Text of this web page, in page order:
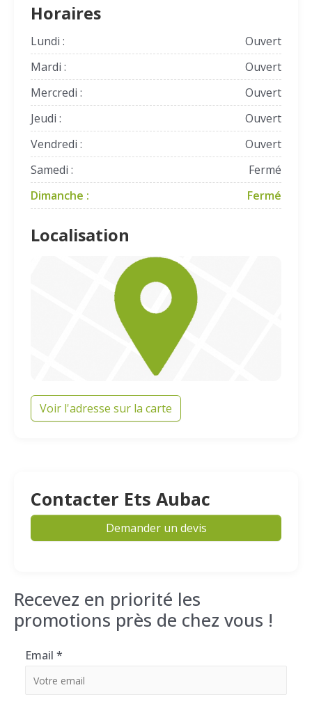
Horaires
Lundi :
Ouvert
Mardi :
Ouvert
Mercredi :
Ouvert
Jeudi :
Ouvert
Vendredi :
Ouvert
Samedi :
Fermé
Dimanche :
Fermé
Localisation
Voir l'adresse sur la carte
Contacter Ets Aubac
Demander un devis
Recevez en priorité les
promotions près de chez vous !
Email *